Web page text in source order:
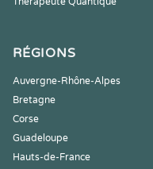
RÉGIONS
Auvergne-Rhône-Alpes
Bretagne
Corse
Guadeloupe
Hauts-de-France